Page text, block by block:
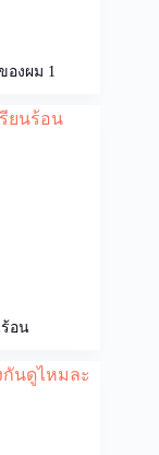
งผม 1
ร้อน